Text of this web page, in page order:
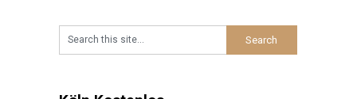
Theater Klub manchmal aus allen Nähten.